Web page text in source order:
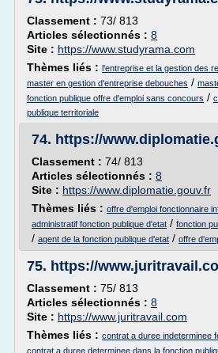
Classement : 73/ 813
Articles sélectionnés : 8
Site : https://www.studyrama.com
Thèmes liés : l'entreprise et la gestion des
master en gestion d'entreprise debouches /
fonction publique offre d'emploi sans concours /
publique territoriale
74. https://
Classement : 74/ 813
Articles sélectionnés : 8
Site : https://www.diplomatie.gouv.fr
Thèmes liés : offre d'emploi fonctionnaire
administratif fonction publique d'etat / fonction
/ agent de la fonction publique d'etat / offre
75. https://
Classement : 75/ 813
Articles sélectionnés : 8
Site : https://www.juritravail.com
Thèmes liés : contrat a duree indeterminee
contrat a duree determinee dans la fonction